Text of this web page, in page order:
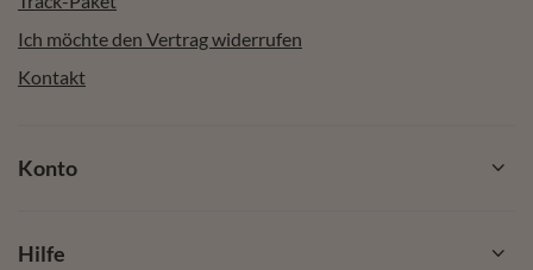
Ich möchte den Vertrag widerrufen
Kontakt
Konto
Hilfe